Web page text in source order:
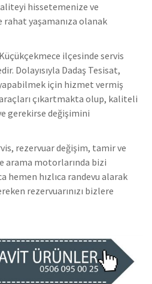
hissetemenize ve
rahat yaşamanıza olanak
ilçesinde servis
Dolayısıyla Dadaş Tesisat,
için hizmet vermiş
çıkartmakta olup, kaliteli
gerekirse değişimini
rezervuar değişim, tamir ve
arama motorlarında bizi
hemen hızlıca randevu alarak
rezervuarınızı bizlere